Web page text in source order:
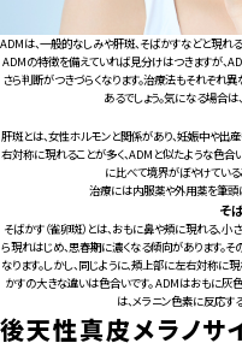
ADMは、一般的なしみや肝斑、そばかすなどと現れ
ADMの特徴を備えていれば見分けはつきますが、
さら判断がつきづらくなります。治療法もそれぞれ
あるでしょう。気になる場合
肝斑とは、女性ホルモンと関係があり、妊娠中や出
右対称に現れることが多く、ADMと似たような色合
に比べて境界がぼやけている
治療には内服薬や外用薬を筆頭
そ
そばかす（雀卵斑）とは、おもに鼻や頬に現れる、
ら現れはじめ、思春期に濃くなる傾向があります。
なります。しかし、同じように、頬上部に左右対称
かすの大きな違いは色合いです。 ADMはおもに灰
は、メラニン色素に反応す
後天性真皮メラノサ